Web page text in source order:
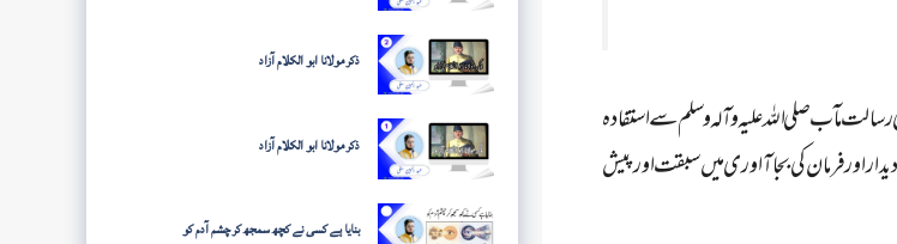
مآب صلی اللہ علیہ و آلہ و سلم سے استفادہ
اور فرمان کی بجاآاوری میں سبقت اور پیش
ذکر مولانا ابو الکلام آزاد
ذکر مولانا ابو الکلام آزاد
بنایا ہے کسی نے کچھ سمجھ کر چشم آدم کو